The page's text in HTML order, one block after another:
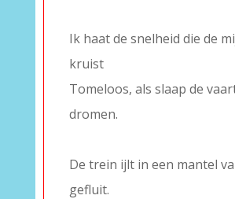
Ik haat de snelheid die de
kruist
Tomeloos, als slaap de
dromen.
De trein ijlt in een mantel
gefluit.